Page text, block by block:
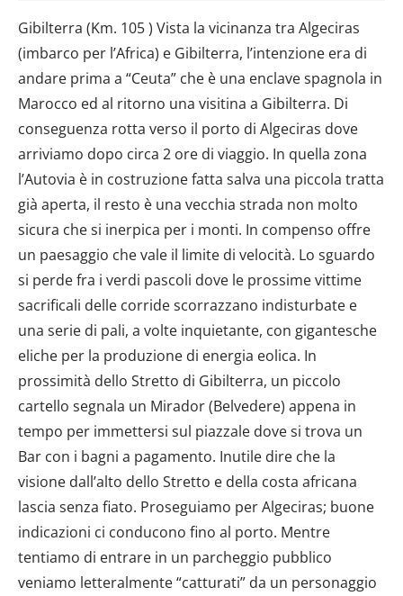
Gibilterra (Km. 105 ) Vista la vicinanza tra Algeciras
(imbarco per l’Africa) e Gibilterra, l’intenzione era di
andare prima a “Ceuta” che è una enclave spagnola in
Marocco ed al ritorno una visitina a Gibilterra. Di
conseguenza rotta verso il porto di Algeciras dove
arriviamo dopo circa 2 ore di viaggio. In quella zona
l’Autovia è in costruzione fatta salva una piccola tratta
già aperta, il resto è una vecchia strada non molto
sicura che si inerpica per i monti. In compenso offre
un paesaggio che vale il limite di velocità. Lo sguardo
si perde fra i verdi pascoli dove le prossime vittime
sacrificali delle corride scorrazzano indisturbate e
una serie di pali, a volte inquietante, con gigantesche
eliche per la produzione di energia eolica. In
prossimità dello Stretto di Gibilterra, un piccolo
cartello segnala un Mirador (Belvedere) appena in
tempo per immettersi sul piazzale dove si trova un
Bar con i bagni a pagamento. Inutile dire che la
visione dall’alto dello Stretto e della costa africana
lascia senza fiato. Proseguiamo per Algeciras; buone
indicazioni ci conducono fino al porto. Mentre
tentiamo di entrare in un parcheggio pubblico
veniamo letteralmente “catturati” da un personaggio